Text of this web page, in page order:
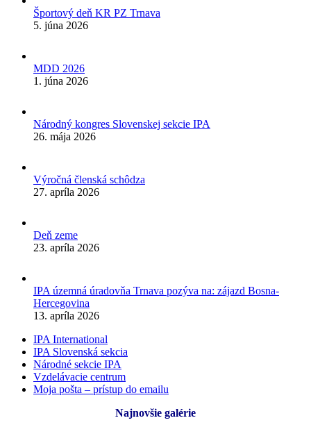
Športový deň KR PZ Trnava
5. júna 2026
MDD 2026
1. júna 2026
Národný kongres Slovenskej sekcie IPA
26. mája 2026
Výročná členská schôdza
27. apríla 2026
Deň zeme
23. apríla 2026
IPA územná úradovňa Trnava pozýva na: zájazd Bosna-
Hercegovina
13. apríla 2026
IPA International
IPA Slovenská sekcia
Národné sekcie IPA
Vzdelávacie centrum
Moja pošta – prístup do emailu
Najnovšie galérie